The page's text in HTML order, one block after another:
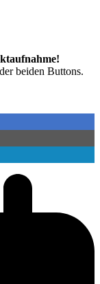
beiden Buttons.